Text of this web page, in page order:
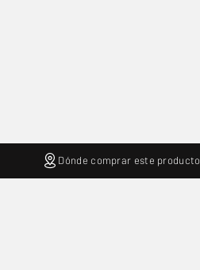
Dónde comprar este producto